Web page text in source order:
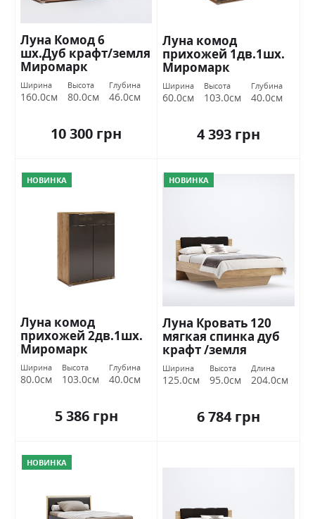
Луна Комод 6
шх.Дуб крафт/земля
Миромарк
Ширина
160.0см
Высота
80.0см
Глубина
46.0см
10 300 грн
Луна комод
прихожей 1дв.1шх.
Миромарк
Ширина
60.0см
Высота
103.0см
Глубина
40.0см
4 393 грн
НОВИНКА
Луна комод
прихожей 2дв.1шх.
Миромарк
Ширина
80.0см
Высота
103.0см
Глубина
40.0см
5 386 грн
НОВИНКА
Луна Кровать 120
мягкая спинка дуб
крафт /земля
Миромарк
Ширина
125.0см
Высота
95.0см
Длина
204.0см
6 784 грн
НОВИНКА